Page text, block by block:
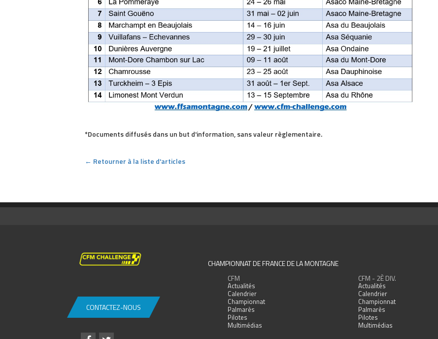
*Documents diffusés dans un but d'information, sans valeur règlementaire.
← Retourner à la liste d'articles
CONTACTEZ-NOUS
CHAMPIONNAT DE FRANCE DE LA MONTAGNE
CFM
Actualités
Calendrier
Championnat
Palmarès
Pilotes
Multimédias
CFM - 2È DIV.
Actualités
Calendrier
Championnat
Palmarès
Pilotes
Multimédias